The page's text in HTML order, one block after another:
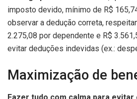
imposto devido, mínimo de R$
observar a dedução correta,
2.275,08 por dependente e R$
evitar deduções indevidas (ex.:
Maximização de